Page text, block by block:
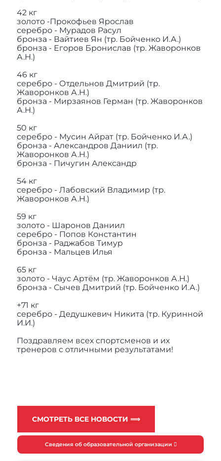
42 кг
золото -Прокофьев Ярослав
серебро - Мурадов Расул
бронза - Вайтиев Ян (тр. Бойченко И.А.)
бронза - Егоров Бронислав (тр. Жаворонков
А.Н.)
46 кг
серебро - Отдельнов Дмитрий (тр.
Жаворонков А.Н.)
бронза - Мирзаянов Герман (тр. Жаворонков
А.Н.)
50 кг
серебро - Мусин Айрат (тр. Бойченко И.А.)
бронза - Александров Даниил (тр.
Жаворонков А.Н.)
бронза - Пичугин Александр
54 кг
серебро - Лабовский Владимир (тр.
Жаворонков А.Н.)
59 кг
золото - Шаронов Даниил
серебро - Попов Константин
бронза - Раджабов Тимур
бронза - Мальцев Илья
65 кг
золото - Чаус Артём (тр. Жаворонков А.Н.)
бронза - Сычев Дмитрий (тр. Бойченко И.А.)
+71 кг
серебро - Дедушкевич Никита (тр. Куринной
И.И.)
Поздравляем всех спортсменов и их
тренеров с отличными результатами!
СМОТРЕТЬ ВСЕ НОВОСТИ ⟹
Сведения об образовательной организации